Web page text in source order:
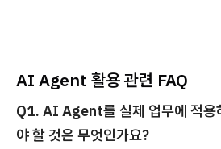
AI Agent 활용 관련 FAQ
Q1. AI Agent를 실제 업무에 적용
야 할 것은 무엇인가요?